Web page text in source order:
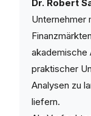
Dr. Robert
Unternehmer
akademische
praktischer
Analysen zu
liefern.